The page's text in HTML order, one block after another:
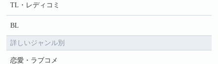
TL・レディコミ
BL
詳しいジャンル別
恋愛・ラブコメ